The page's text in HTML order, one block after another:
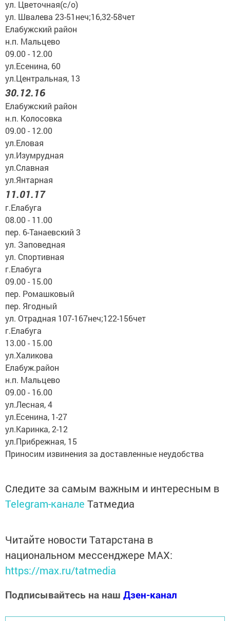
ул. Цветочная(с/о)
ул. Швалева 23-51неч;16,32-58чет
Елабужский район
н.п. Мальцево
09.00 - 12.00
ул.Есенина, 60
ул.Центральная, 13
30.12.16
Елабужский район
н.п. Колосовка
09.00 - 12.00
ул.Еловая
ул.Изумрудная
ул.Славная
ул.Янтарная
11.01.17
г.Елабуга
08.00 - 11.00
пер. 6-Танаевский 3
ул. Заповедная
ул. Спортивная
г.Елабуга
09.00 - 15.00
пер. Ромашковый
пер. Ягодный
ул. Отрадная 107-167неч;122-156чет
г.Елабуга
13.00 - 15.00
ул.Халикова
Елабуж.район
н.п. Мальцево
09.00 - 16.00
ул.Лесная, 4
ул.Есенина, 1-27
ул.Каринка, 2-12
ул.Прибрежная, 15
Приносим извинения за доставленные неудобства
Следите за самым важным и интересным в
Telegram-канале Татмедиа
Читайте новости Татарстана в
национальном мессенджере MАХ:
https://max.ru/tatmedia
Подписывайтесь на наш Дзен-канал